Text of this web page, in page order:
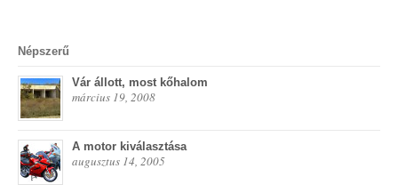
Népszerű
Vár állott, most kőhalom
március 19, 2008
A motor kiválasztása
augusztus 14, 2005